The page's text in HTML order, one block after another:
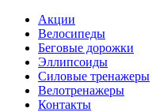
Акции
Велосипеды
Беговые дорожки
Эллипсоиды
Силовые тренажеры
Велотренажеры
Контакты